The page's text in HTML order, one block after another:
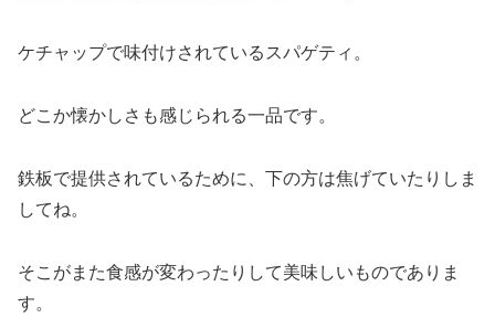
ケチャップで味付けされているスパゲティ。
どこか懐かしさも感じられる一品です。
鉄板で提供されているために、下の方は焦げていたりしま
してね。
そこがまた食感が変わったりして美味しいものでありま
す。